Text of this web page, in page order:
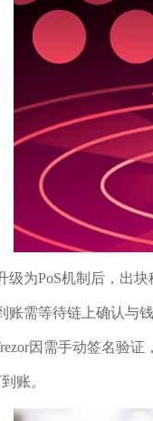
级为PoS机制后，出
账需等待链上确认与
因需手动签名验
账。